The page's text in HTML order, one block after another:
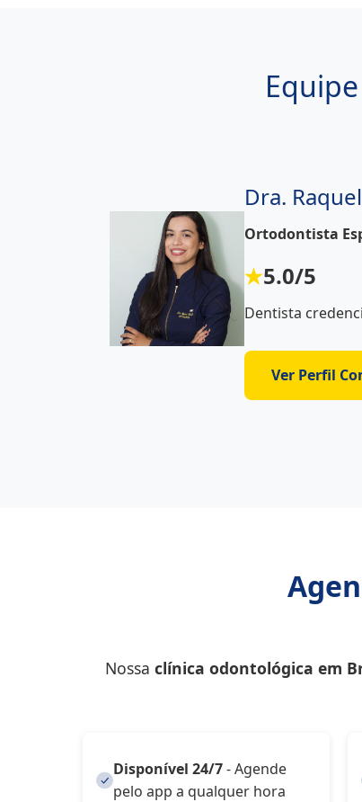
Dra.
Ortodontista
5.0/5
Dentista
Ver Perfil
Nossa clínica odontológica em
Disponível 24/7- Agende
pelo app a qualquer hora